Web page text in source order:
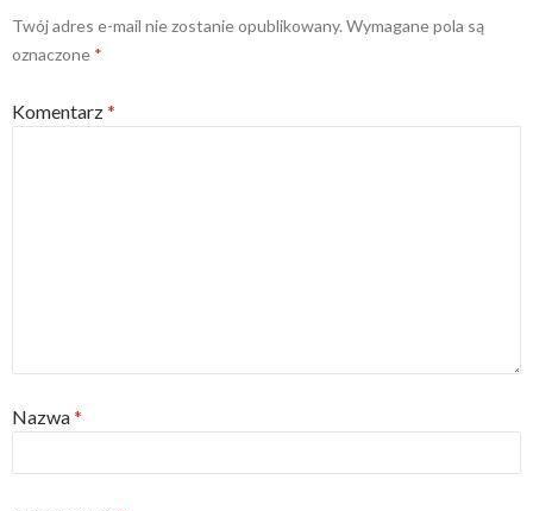
Twój adres e-mail nie zostanie opublikowany. Wymagane pola są
oznaczone *
Komentarz*
Nazwa*